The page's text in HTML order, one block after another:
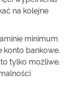
na kolejne
minimum
konto bankowe.
tylko możliwe.